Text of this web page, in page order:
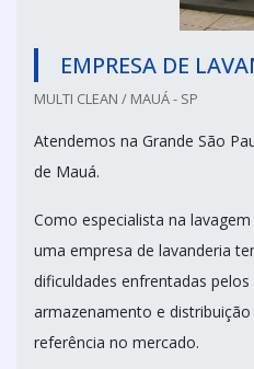
EMPRESA DE
MULTI CLEAN / MAUÁ - SP
Atendemos na Grande São
de Mauá.
Como especialista na
uma empresa de lavanderia
dificuldades enfrentadas
armazenamento e
referência no mercado.